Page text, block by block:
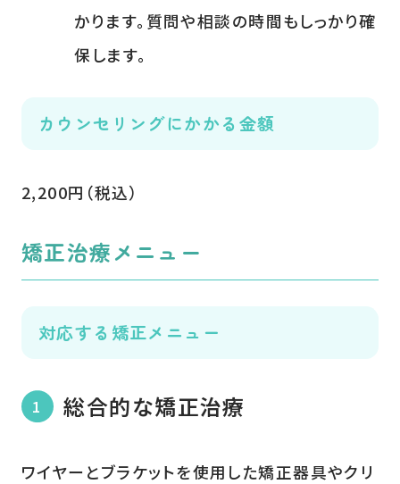
かります。質問や相談の時間もしっかり確
保します。
カウンセリングにかかる金額
2,200円（税込）
矯正治療メニュー
対応する矯正メニュー
総合的な矯正治療
ワイヤーとブラケットを使用した矯正器具やクリ